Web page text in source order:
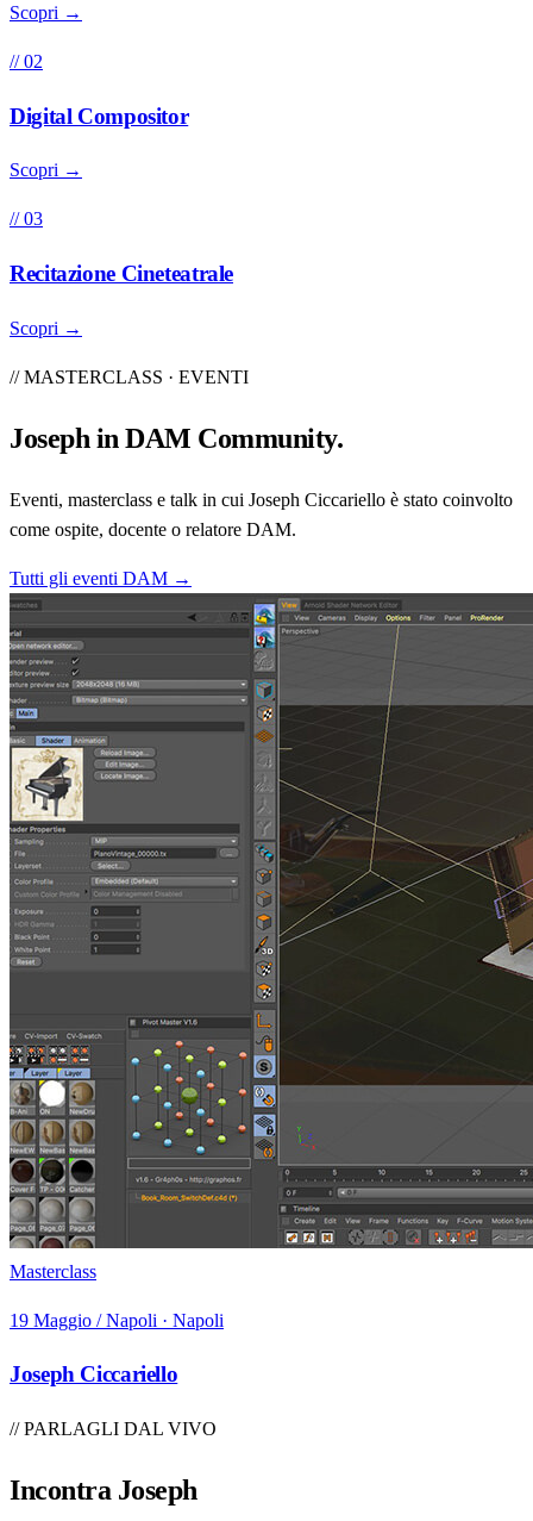
Scopri →
// 02
Digital Compositor
Scopri →
// 03
Recitazione Cineteatrale
Scopri →
// MASTERCLASS · EVENTI
Joseph inDAM Community.
Eventi, masterclass e talk in cui Joseph Ciccariello è stato coinvolto
come ospite, docente o relatore DAM.
Tutti gli eventi DAM →
Masterclass
19 Maggio / Napoli · Napoli
Joseph Ciccariello
// PARLAGLI DAL VIVO
Incontra Joseph